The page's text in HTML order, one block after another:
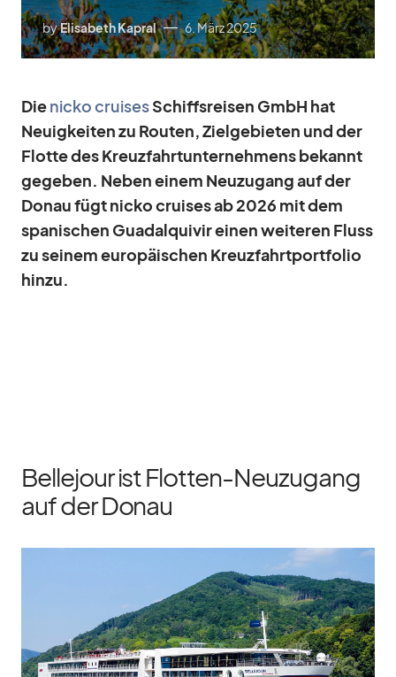
byElisabeth Kapral 6. März 2025
Dienicko crui­sesSchiffs­rei­sen GmbH hat
Neu­ig­kei­ten zu Rou­ten, Ziel­ge­bie­ten und der
Flotte des Kreuz­fahrt­un­ter­neh­mens be­kannt
ge­ge­ben. Ne­ben ei­nem Neu­zu­gang auf der
Do­nau fügt nicko crui­ses ab 2026 mit dem
spa­ni­schen Gua­d­al­qui­vir ei­nen wei­te­ren Fluss
zu sei­nem eu­ro­päi­schen Kreuz­fahrt­port­fo­lio
hinzu.
Bellejour ist Flotten-Neuzugang
auf der Donau